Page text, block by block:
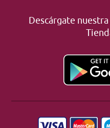
Descárgate